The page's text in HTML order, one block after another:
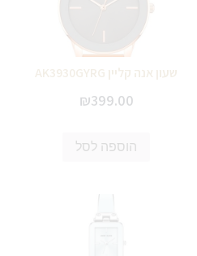
שעון אנה קליין AK3930GYRG
₪399.00
הוספה לסל